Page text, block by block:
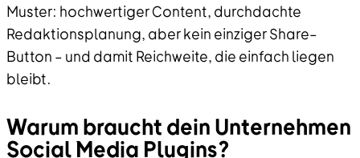
Muster: hochwertiger Content, durchdachte
Redaktionsplanung, aber kein einziger Share–
Button – und damit Reichweite, die einfach liegen
bleibt.
Warum braucht dein Unternehmen
Social Media Plugins?